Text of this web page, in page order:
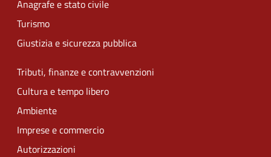
Anagrafe e stato civile
Turismo
Giustizia e sicurezza pubblica
Tributi, finanze e contravvenzioni
Cultura e tempo libero
Ambiente
Imprese e commercio
Autorizzazioni